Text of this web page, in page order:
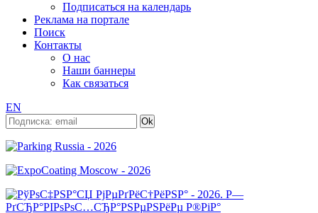
Подписаться на календарь
Реклама на портале
Поиск
Контакты
О нас
Наши баннеры
Как связаться
EN